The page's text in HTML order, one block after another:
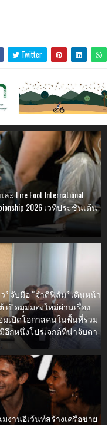
Twitter
ละ Fire Foot International
2026 เวทีประชันเต้น
จับมือ “จำดีฟิล์ม” เดินหน้า
ปิดมุมมองใหม่ผ่านเรื่อง
เปิดโอกาสคนในพื้นที่ร่วม
อีกหนึ่งโปรเจกต์ที่น่าจับตา
ฉมงานอีเว้นท์สร้างเครือข่าย